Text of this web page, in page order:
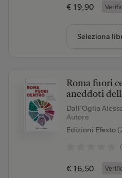
€ 19,90
Seleziona
Roma fuori
aneddoti
Dall'Oglio
Autore
Edizioni Efesto
€ 16,50